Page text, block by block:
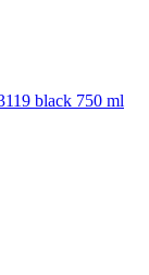
black 750 ml